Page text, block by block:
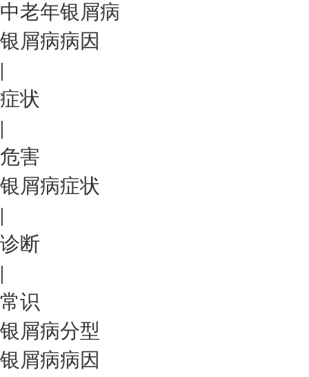
中老年银屑病
银屑病病因
|
症状
|
危害
银屑病症状
|
诊断
|
常识
银屑病分型
银屑病病因